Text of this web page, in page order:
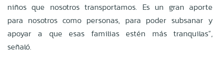
niños que nosotros transportamos. Es un gran aporte
para nosotros como personas, para poder subsanar y
apoyar a que esas familias estén más tranquilas”,
señaló.